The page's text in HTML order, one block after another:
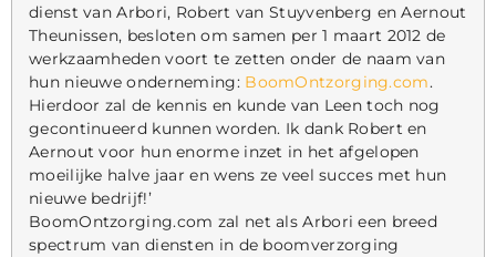
dienst van Arbori, Robert van Stuyvenberg en Aernout
Theunissen, besloten om samen per 1 maart 2012 de
werkzaamheden voort te zetten onder de naam van
hun nieuwe onderneming: BoomOntzorging.com.
Hierdoor zal de kennis en kunde van Leen toch nog
gecontinueerd kunnen worden. Ik dank Robert en
Aernout voor hun enorme inzet in het afgelopen
moeilijke halve jaar en wens ze veel succes met hun
nieuwe bedrijf!’
BoomOntzorging.com zal net als Arbori een breed
spectrum van diensten in de boomverzorging